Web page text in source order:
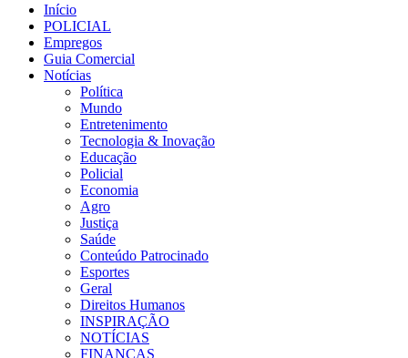
Início
POLICIAL
Empregos
Guia Comercial
Notícias
Política
Mundo
Entretenimento
Tecnologia & Inovação
Educação
Policial
Economia
Agro
Justiça
Saúde
Conteúdo Patrocinado
Esportes
Geral
Direitos Humanos
INSPIRAÇÃO
NOTÍCIAS
FINANÇAS